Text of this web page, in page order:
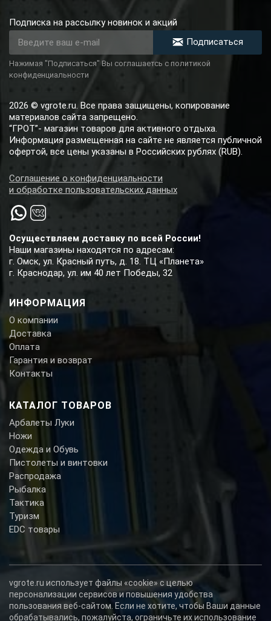
Осуществляем доставку по всей России!
Наши магазины находятся по адресам:
г. Омск, ул. Красный путь, д. 18. ТЦ «Планета»
г. Краснодар, ул. им 40 лет Победы, 32
ИНФОРМАЦИЯ
О компании
Доставка
Оплата
Гарантия и возврат
Контакты
КАТАЛОГ ТОВАРОВ
Арбалеты Луки
Ножи
Одежда и Обувь
Пистолеты и винтовки
Распродажа
Рыбалка
Тактика
Туризм
EDC товары
Подписка на рассылку новинок и акций
Подписаться
Нажимая "Подписаться" Вы соглашаетсь с политикой
конфиденциальности
2026 © vgrote.ru. Все права защищены, копирование
материалов сайта запрещено.
“ГРОТ”- магазин товаров для активного отдыха.
Информация размещенная на сайте не является публичной
офертой, все цены указаны в Российских рублях (RUB).
Соглашение о конфиденциальности
и обработке пользовательских данных
vgrote.ru использует файлы «cookie» с целью
персонализации сервисов и повышения удобства
пользования веб-сайтом. Если не хотите, чтобы Ваши данные
обрабатывались, пожалуйста, ограничьте их использование